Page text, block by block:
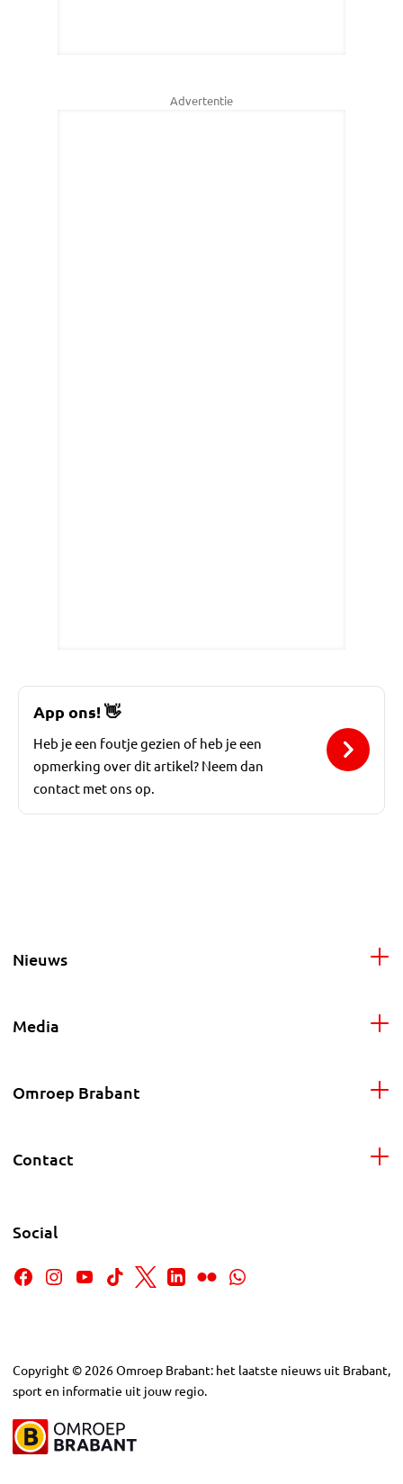
Advertentie
App ons! 👋
Heb je een foutje gezien of heb je een
opmerking over dit artikel? Neem dan
contact met ons op.
Nieuws
Media
Omroep Brabant
Contact
Social
Copyright © 2026Omroep Brabant: het laatste nieuws uit Brabant,
sport en informatie uit jouw regio.